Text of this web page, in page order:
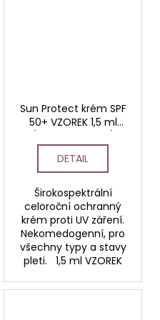
Sun Protect krém SPF
50+ VZOREK 1,5 ml
DETAIL
Širokospektrální
celoroční ochranný
krém proti UV záření.
Nekomedogenní, pro
všechny typy a stavy
pleti. 1,5 ml VZOREK